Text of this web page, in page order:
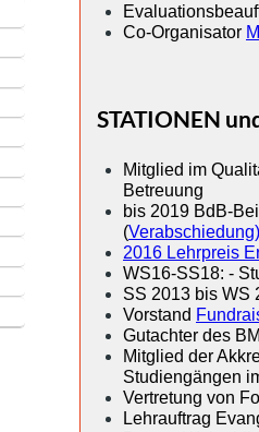
Co-Organisator
STATIONEN
Mitglied im
Betreuung
bis 2019 BdB-
(Verabschiedung)
2016 Lehrpreis
WS16-SS18: -
SS 2013 bis WS
Vorstand
Gutachter des
Mitglied der
Studiengängen
Vertretung von
Lehrauftrag